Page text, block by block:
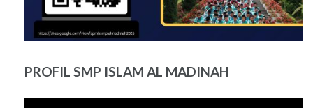
PROFIL SMP ISLAM AL MADINAH